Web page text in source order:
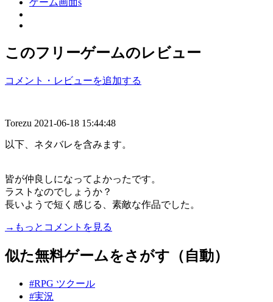
このフリーゲームのレビュー
コメント・レビューを追加する
Torezu 2021-06-18 15:44:48
以下、ネタバレを含みます。
皆が仲良しになってよかったです。
ラストなのでしょうか？
長いようで短く感じる、素敵な作品でした。
→もっとコメントを見る
似た無料ゲームをさがす（自動）
#RPG ツクール
#実況